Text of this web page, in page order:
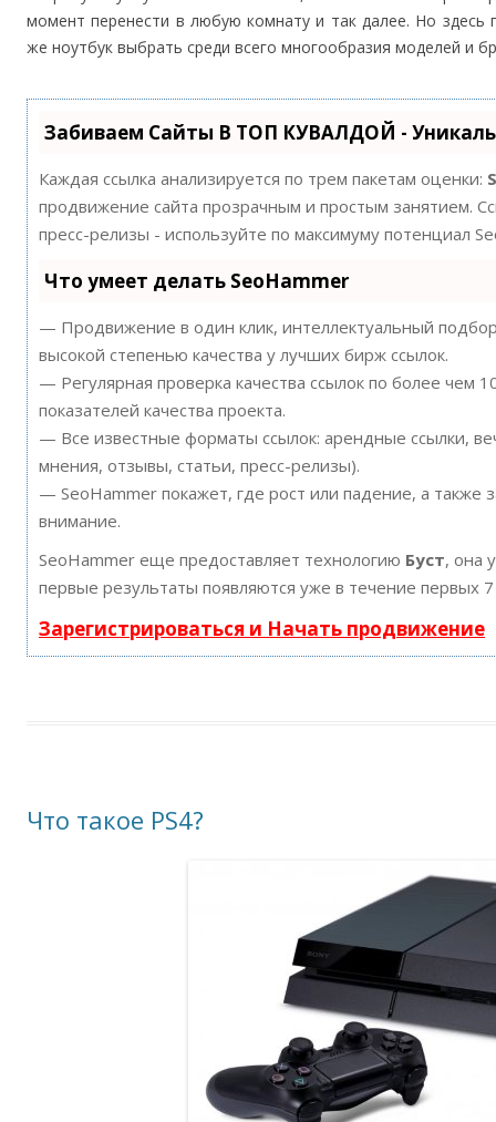
момент перенести в любую комнату и так далее. Но здесь
же ноутбук выбрать среди всего многообразия моделей и
Забиваем Сайты В ТОП КУВАЛДОЙ -
Каждая ссылка анализируется по трем пакетам оценки:
продвижение сайта прозрачным и простым занятием.
пресс-релизы - используйте по максимуму потенциал
Что умеет делать SeoHammer
— Продвижение в один клик, интеллектуальный
высокой степенью качества у лучших бирж ссылок.
— Регулярная проверка качества ссылок по более чем
показателей качества проекта.
— Все известные форматы ссылок: арендные ссылки,
мнения, отзывы, статьи, пресс-релизы).
— SeoHammer покажет, где рост или падение, а также
внимание.
SeoHammer еще предоставляет технологию Буст, она
первые результаты появляются уже в течение первых
Зарегистрироваться и Начать продвижение
Что такое PS4?